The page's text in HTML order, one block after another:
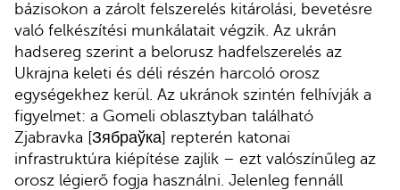
bázisokon a zárolt felszerelés kitárolási, bevetésre
való felkészítési munkálatait végzik. Az ukrán
hadsereg szerint a belorusz hadfelszerelés az
Ukrajna keleti és déli részén harcoló orosz
egységekhez kerül. Az ukránok szintén felhívják a
figyelmet: a Gomeli oblasztyban található
Zjabravka [Зябраўка] repterén katonai
infrastruktúra kiépítése zajlik – ezt valószínűleg az
orosz légierő fogja használni. Jelenleg fennáll